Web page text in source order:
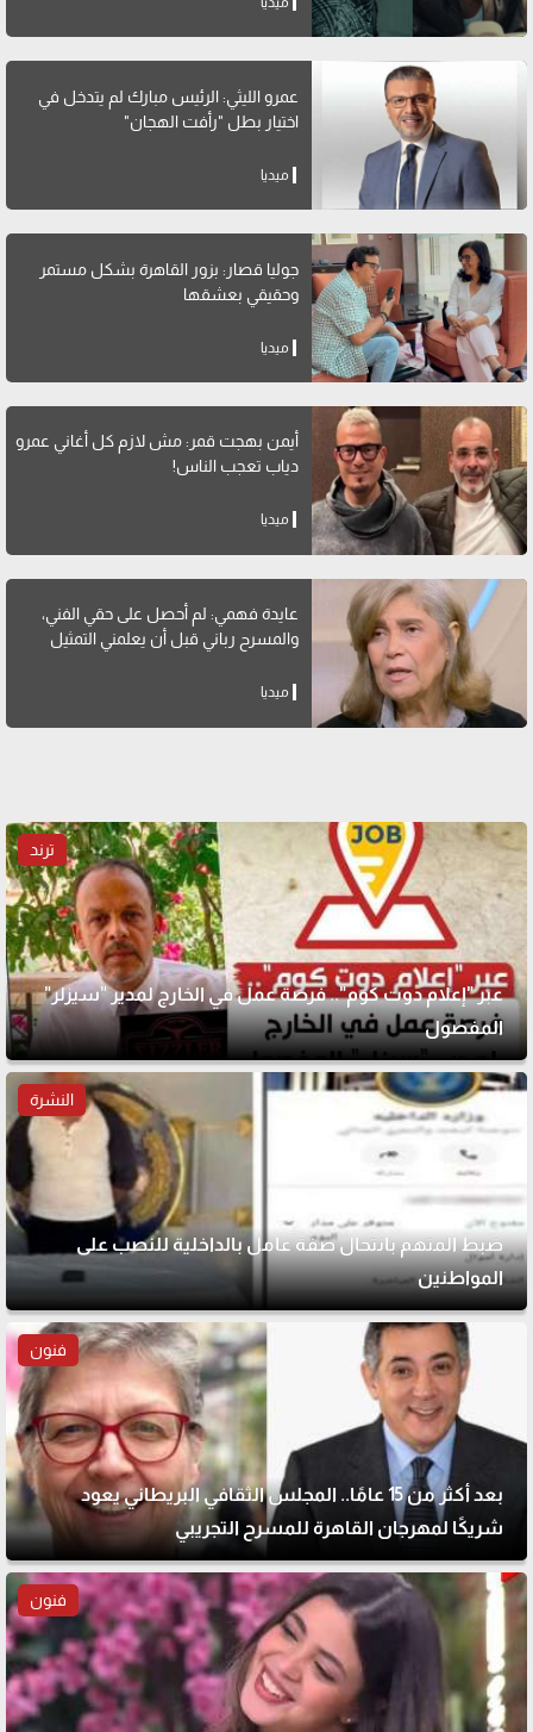
عمرو الليثي: الرئيس مبارك لم يتدخل في
اختيار بطل "رأفت الهجان"
ميديا
جوليا قصار: بزور القاهرة بشكل مستمر
وحقيقي بعشقها
ميديا
أيمن بهجت قمر: مش لازم كل أغاني عمرو
دياب تعجب الناس!
ميديا
عايدة فهمي: لم أحصل على حقي الفني،
والمسرح رباني قبل أن يعلمني التمثيل
ميديا
ترند
عبر "إعلام دوت كوم".. فرصة عمل في الخارج لمدير "سيزلر"
المفصول
النشرة
ضبط المتهم بانتحال صفة عامل بالداخلية للنصب على
المواطنين
فنون
بعد أكثر من 15 عامًا.. المجلس الثقافي البريطاني يعود
شريكًا لمهرجان القاهرة للمسرح التجريبي
فنون